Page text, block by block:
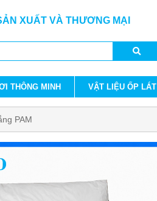
XUẤT VÀ THƯƠNG MẠI
THÔNG MINH VẬT LIỆU ỐP LÁT
PAM